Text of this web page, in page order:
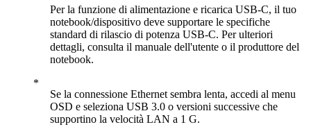
Per la funzione di alimentazione e ricarica USB-C, il tuo
notebook/dispositivo deve supportare le specifiche
standard di rilascio di potenza USB-C. Per ulteriori
dettagli, consulta il manuale dell'utente o il produttore del
notebook.
Se la connessione Ethernet sembra lenta, accedi al menu
OSD e seleziona USB 3.0 o versioni successive che
supportino la velocità LAN a 1 G.